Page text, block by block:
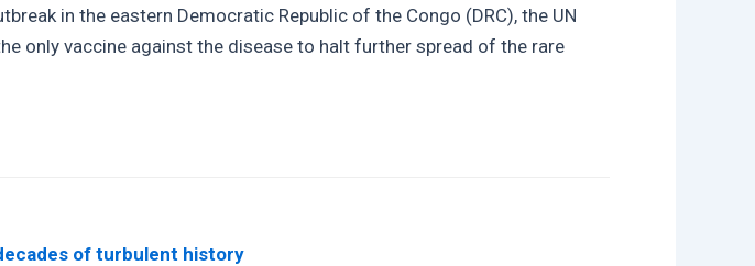
in the eastern Democratic Republic of the Congo (DRC), the UN
only vaccine against the disease to halt further spread of the rare
of turbulent history